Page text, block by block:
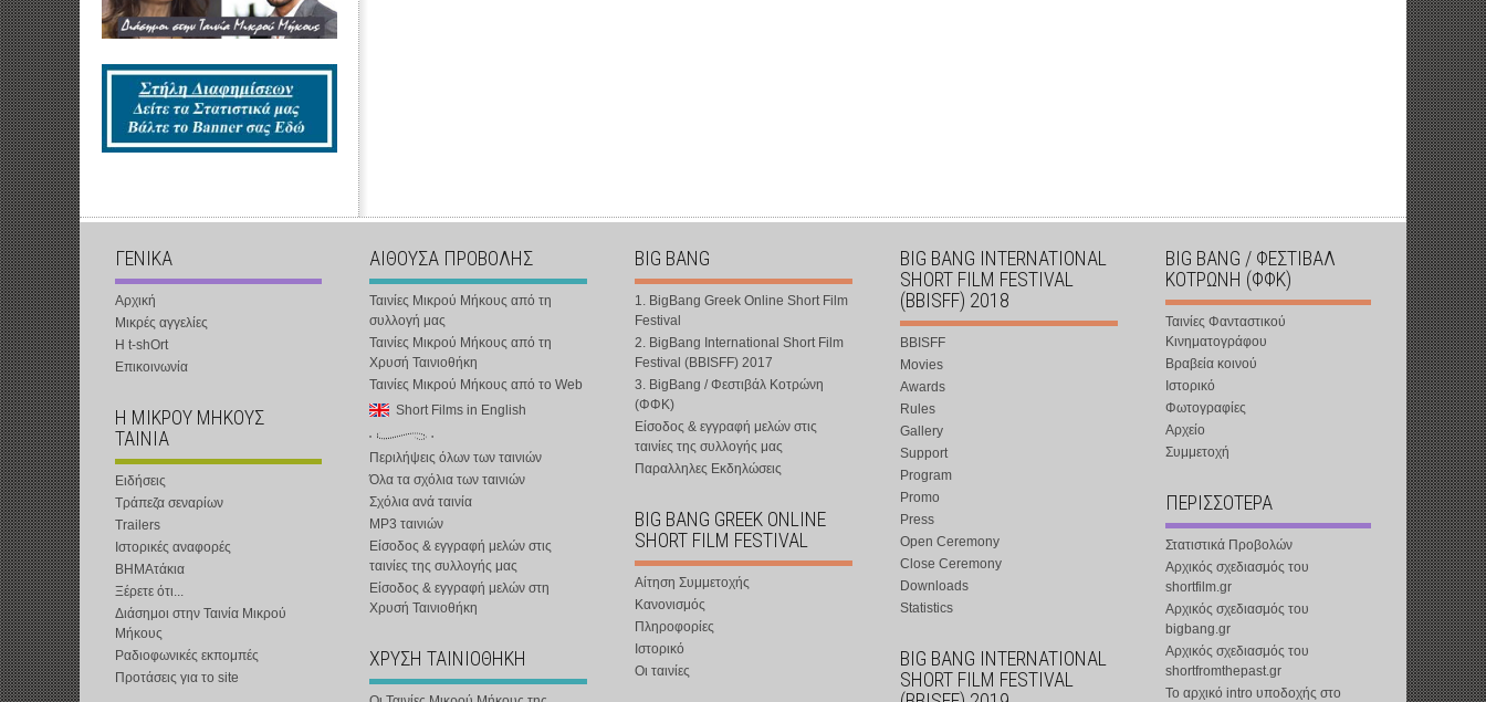
ΓΕΝΙΚΑ
Αρχική
Μικρές αγγελίες
Η t-shOrt
Επικοινωνία
Η ΜΙΚΡΟΥ ΜΗΚΟΥΣ
ΤΑΙΝΙΑ
Ειδήσεις
Τράπεζα σεναρίων
Trailers
Ιστορικές αναφορές
ΒΗΜΑτάκια
Ξέρετε ότι...
Διάσημοι στην Ταινία Μικρού
Μήκους
Ραδιοφωνικές εκπομπές
Προτάσεις για το site
ΑΙΘΟΥΣΑ ΠΡΟΒΟΛΗΣ
Ταινίες Μικρού Μήκους από τη
συλλογή μας
Ταινίες Μικρού Μήκους από τη
Χρυσή Ταινιοθήκη
Ταινίες Μικρού Μήκους από το Web
Short Films in English
Περιλήψεις όλων των ταινιών
Όλα τα σχόλια των ταινιών
Σχόλια ανά ταινία
MP3 ταινιών
Είσοδος & εγγραφή μελών στις
ταινίες της συλλογής μας
Είσοδος & εγγραφή μελών στη
Χρυσή Ταινιοθήκη
ΧΡΥΣΗ ΤΑΙΝΙΟΘΗΚΗ
BIG BANG
1. BigBang Greek Online Short Film
Festival
2. BigBang International Short Film
Festival (BBISFF) 2017
3. BigBang / Φεστιβάλ Κοτρώνη
(ΦΦΚ)
Είσοδος & εγγραφή μελών στις
ταινίες της συλλογής μας
Παραλληλες Εκδηλώσεις
BIG BANG GREEK ONLINE
SHORT FILM FESTIVAL
Αίτηση Συμμετοχής
Κανονισμός
Πληροφορίες
Ιστορικό
Οι ταινίες
BIG BANG INTERNATIONAL
SHORT FILM FESTIVAL
(BBISFF) 2018
BBISFF
Movies
Awards
Rules
Gallery
Support
Program
Promo
Press
Open Ceremony
Close Ceremony
Downloads
Statistics
BIG BANG INTERNATIONAL
SHORT FILM FESTIVAL
BIG BANG / ΦΕΣΤΙΒΑΛ
ΚΟΤΡΩΝΗ (ΦΦΚ)
Ταινίες Φανταστικού
Κινηματογράφου
Βραβεία κοινού
Ιστορικό
Φωτογραφίες
Αρχείο
Συμμετοχή
ΠΕΡΙΣΣΟΤΕΡΑ
Στατιστικά Προβολών
Αρχικός σχεδιασμός του
shortfilm.gr
Αρχικός σχεδιασμός του
bigbang.gr
Αρχικός σχεδιασμός του
shortfromthepast.gr
Το αρχικό intro υποδοχής στο